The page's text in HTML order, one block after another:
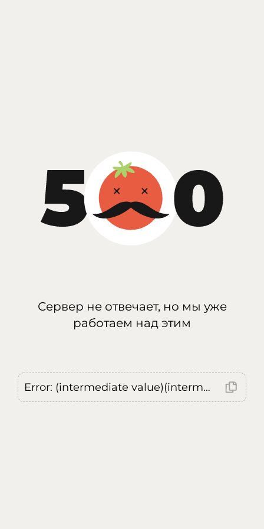
Сервер не отвечает, но мы уже
работаем над этим
Error: (intermediate value)(intermediate value)(intermediate value).replaceAll is not a function